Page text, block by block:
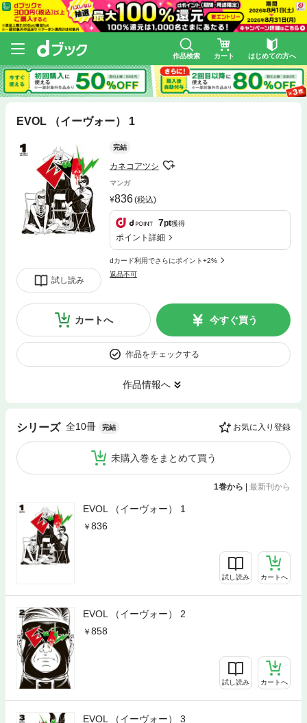
作品検索 カート はじめての方へ
EVOL （イーヴォー） 1
試し読み
完結
カネコアツシ
マンガ
836(税込)
7pt獲得
ポイント詳細
dカード利用でさらにポイント+2%
返品不可
カートへ 今すぐ買う
作品をチェックする
作品情報へ
シリーズ 全10冊 完結 お気に入り登録
未購入巻をまとめて買う
1巻から | 最新刊から
EVOL （イーヴォー） 1
836
試し読み カートへ
EVOL （イーヴォー） 2
858
試し読み カートへ
EVOL （イーヴォー） 3